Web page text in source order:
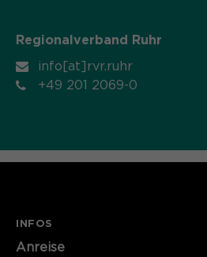
Regionalverband Ruhr
info[at]rvr.ruhr
+49 201 2069-0
INFOS
Anreise